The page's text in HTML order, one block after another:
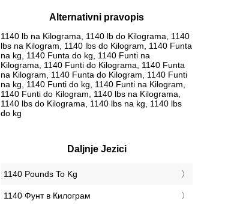
Alternativni pravopis
1140 lb na Kilograma, 1140 lb do Kilograma, 1140
lbs na Kilogram, 1140 lbs do Kilogram, 1140 Funta
na kg, 1140 Funta do kg, 1140 Funti na
Kilograma, 1140 Funti do Kilograma, 1140 Funta
na Kilogram, 1140 Funta do Kilogram, 1140 Funti
na kg, 1140 Funti do kg, 1140 Funti na Kilogram,
1140 Funti do Kilogram, 1140 lbs na Kilograma,
1140 lbs do Kilograma, 1140 lbs na kg, 1140 lbs
do kg
Daljnje Jezici
‎1140 Pounds To Kg
‎1140 Фунт в Килограм